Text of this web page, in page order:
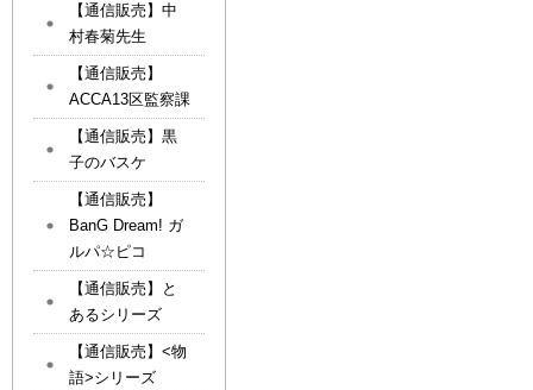
【通信販売】中
村春菊先生
【通信販売】
ACCA13区監察課
【通信販売】黒
子のバスケ
【通信販売】
BanG Dream! ガ
ルパ☆ピコ
【通信販売】と
あるシリーズ
【通信販売】<物
語>シリーズ